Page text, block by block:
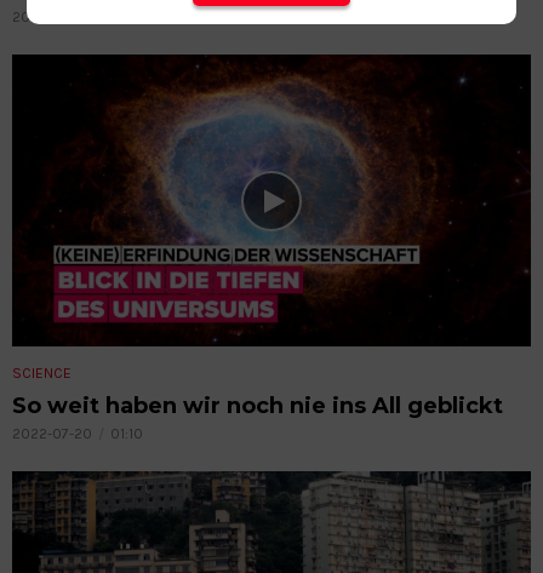
2022-07-20
SCIENCE
So weit haben wir noch nie ins All geblickt
2022-07-20 01:10